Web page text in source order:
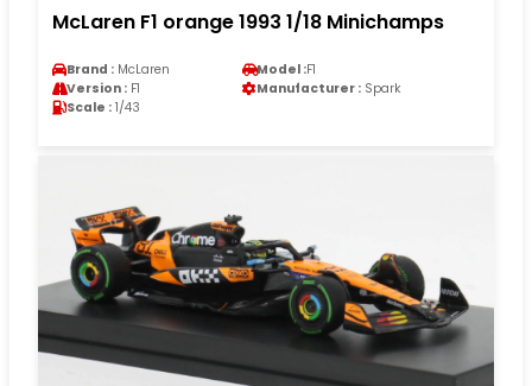
McLaren F1 orange 1993 1/18 Minichamps
Brand : McLaren Model :F1
Version : F1 Manufacturer : Spark
Scale : 1/43